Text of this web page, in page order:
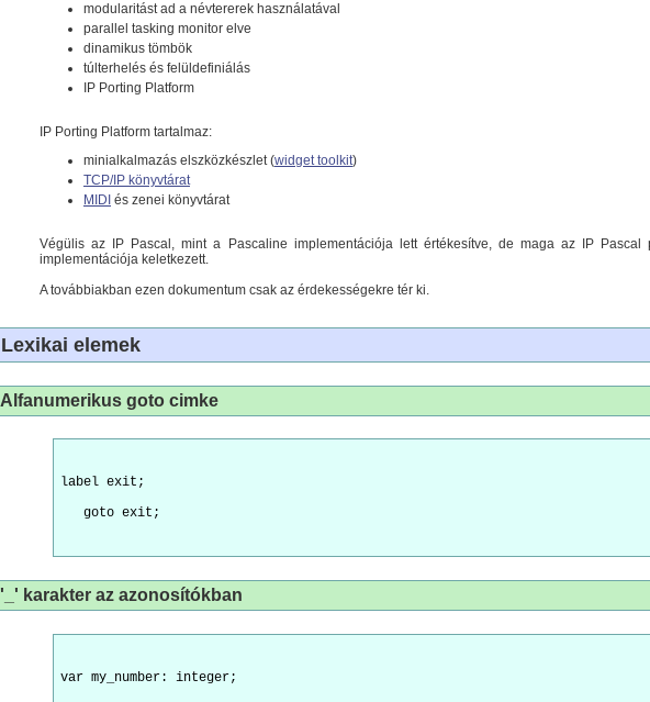
modularitást ad a névtererek használatával
parallel tasking monitor elve
dinamikus tömbök
túlterhelés és felüldefiniálás
IP Porting Platform
IP Porting Platform tartalmaz:
minialkalmazás elszközkészlet (widget toolkit)
TCP/IP könyvtárat
MIDI és zenei könyvtárat
Végülis az IP Pascal, mint a Pascaline implementációja lett értékesítve, de maga az IP
implementációja keletkezett.
A továbbiakban ezen dokumentum csak az érdekességekre tér ki.
Lexikai elemek
Alfanumerikus goto cimke
label exit;
   goto exit;
'_' karakter az azonosítókban
var my_number: integer;